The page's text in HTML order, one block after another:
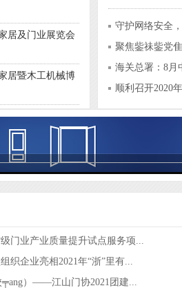
居及门业展览会
居暨木工机械博
品牌指导服务
门业对外贸易
年“浙”里有“
RCEP政策培
“奋斗百年路
“大智造·新人
论坛在江山成
守护网络安全
聚焦鈭祙鈭党
贸...
海关总署：8月
7.9%！
顺利召开2020
门业产业质量提升试点服务项...
织企业亮相2021年“浙”里有...
）——江山门协2021团建...